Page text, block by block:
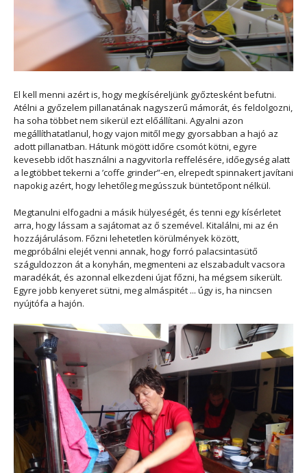
El kell menni azért is, hogy megkíséreljünk győztesként befutni.
Atélni a győzelem pillanatának nagyszerű mámorát, és feldolgozni,
ha soha többet nem sikerül ezt előállítani. Agyalni azon
megállíthatatlanul, hogy vajon mitől megy gyorsabban a hajó az
adott pillanatban. Hátunk mögött időre csomót kötni, egyre
kevesebb időt használni a nagyvitorla reffelésére, időegység alatt
a legtöbbet tekerni a ’coffe grinder”-en, elrepedt spinnakert javítani
napokig azért, hogy lehetőleg megússzuk büntetőpont nélkül.
Megtanulni elfogadni a másik hülyeségét, és tenni egy kísérletet
arra, hogy lássam a sajátomat az ő szemével. Kitalálni, mi az én
hozzájárulásom. Főzni lehetetlen körülmények között,
megpróbálni elejét venni annak, hogy forró palacsintasütő
száguldozzon át a konyhán, megmenteni az elszabadult vacsora
maradékát, és azonnal elkezdeni újat főzni, ha mégsem sikerült.
Egyre jobb kenyeret sütni, meg almáspitét ... úgy is, ha nincsen
nyújtófa a hajón.